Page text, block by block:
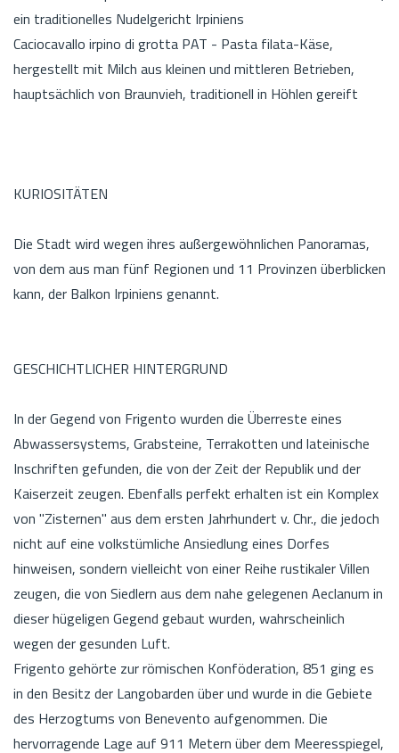
ein traditionelles Nudelgericht Irpiniens
Caciocavallo irpino di grotta PAT - Pasta filata-Käse,
hergestellt mit Milch aus kleinen und mittleren Betrieben,
hauptsächlich von Braunvieh, traditionell in Höhlen gereift
KURIOSITÄTEN
Die Stadt wird wegen ihres außergewöhnlichen Panoramas,
von dem aus man fünf Regionen und 11 Provinzen überblicken
kann, der Balkon Irpiniens genannt.
GESCHICHTLICHER HINTERGRUND
In der Gegend von Frigento wurden die Überreste eines
Abwassersystems, Grabsteine, Terrakotten und lateinische
Inschriften gefunden, die von der Zeit der Republik und der
Kaiserzeit zeugen. Ebenfalls perfekt erhalten ist ein Komplex
von "Zisternen" aus dem ersten Jahrhundert v. Chr., die jedoch
nicht auf eine volkstümliche Ansiedlung eines Dorfes
hinweisen, sondern vielleicht von einer Reihe rustikaler Villen
zeugen, die von Siedlern aus dem nahe gelegenen Aeclanum in
dieser hügeligen Gegend gebaut wurden, wahrscheinlich
wegen der gesunden Luft.
Frigento gehörte zur römischen Konföderation, 851 ging es
in den Besitz der Langobarden über und wurde in die Gebiete
des Herzogtums von Benevento aufgenommen. Die
hervorragende Lage auf 911 Metern über dem Meeresspiegel,